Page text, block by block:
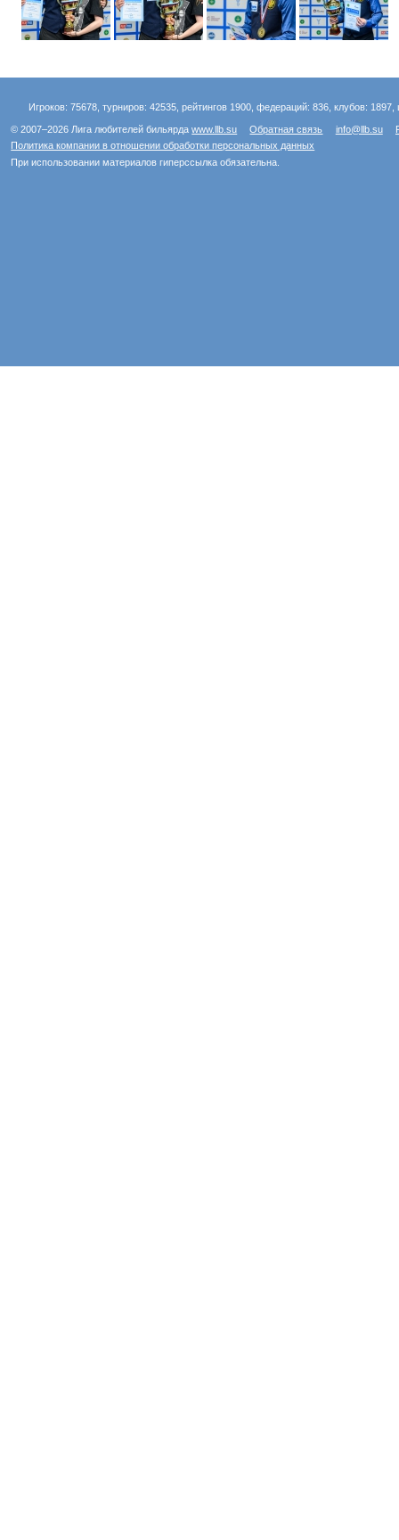
Игроков: 75678, турниров: 42535, рейтингов 1900, федераций: 836, клубов:
© 2007–2026 Лига любителей бильярдаwww.llb.su Обратная связь info@llb.su
Политика компании в отношении обработки персональных данных
При использовании материалов гиперссылка обязательна.